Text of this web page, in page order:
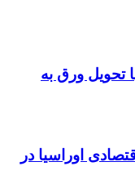
تحویل ورق به
اوراسیا در